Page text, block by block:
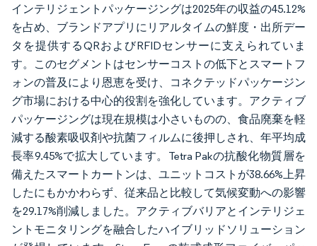
インテリジェントパッケージングは2025年の収益の45.12%
を占め、ブランドアプリにリアルタイムの鮮度・出所デー
タを提供するQRおよびRFIDセンサーに支えられていま
す。このセグメントはセンサーコストの低下とスマートフ
ォンの普及により恩恵を受け、コネクテッドパッケージン
グ市場における中心的役割を強化しています。アクティブ
パッケージングは現在規模は小さいものの、食品廃棄を軽
減する酸素吸収剤や抗菌フィルムに後押しされ、年平均成
長率9.45%で拡大しています。Tetra Pakの抗酸化物質層を
備えたスマートカートンは、ユニットコストが38.66%上昇
したにもかかわらず、従来品と比較して気候変動への影響
を29.17%削減しました。アクティブバリアとインテリジェ
ントモニタリングを融合したハイブリッドソリューション